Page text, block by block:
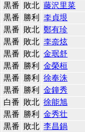
黒番 敗北 藤沢里菜
黒番 勝利 李貞垠
黒番 敗北 鄭有珍
黒番 敗北 李奈炫
黒番 敗北 金珉舒
黒番 勝利 金榮桓
黒番 勝利 徐奉洙
黒番 勝利 金鐘秀
白番 敗北 徐能旭
黒番 勝利 金秀壮
黒番 敗北 李昌鍋